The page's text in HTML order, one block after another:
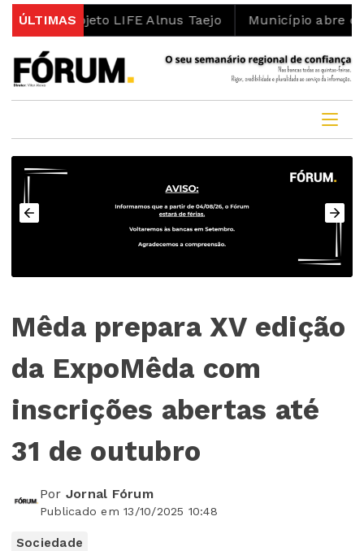
ÚLTIMAS
projeto LIFE Alnus Taejo Município abre concurso
Mêda prepara XV edição
da ExpoMêda com
inscrições abertas até
31 de outubro
Por Jornal Fórum
Publicado em 13/10/2025 10:48
Sociedade